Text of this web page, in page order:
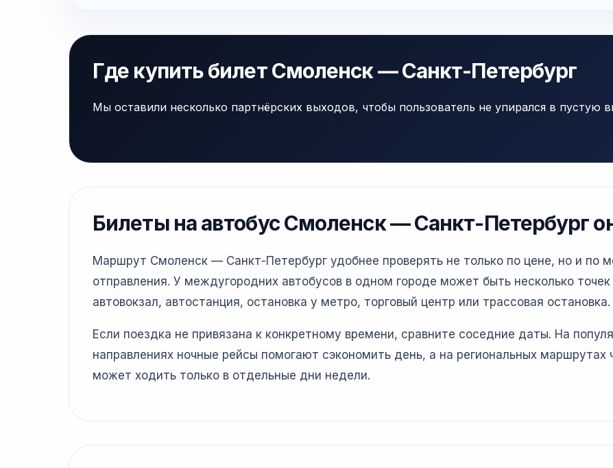
Где купить билет Смоленск — Санкт-Петербург
Мы оставили несколько партнёрских выходов, чтобы пользователь не упирался в пустую
Билеты на автобус Смоленск — Санкт-Петербург
Маршрут Смоленск — Санкт-Петербург удобнее проверять не только по цене, но и по
отправления. У междугородних автобусов в одном городе может быть несколько точек
автовокзал, автостанция, остановка у метро, торговый центр или трассовая остановка.
Если поездка не привязана к конкретному времени, сравните соседние даты. На
направлениях ночные рейсы помогают сэкономить день, а на региональных маршрутах
может ходить только в отдельные дни недели.